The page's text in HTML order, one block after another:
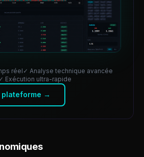
réel ✓ Analyse technique avancée
✓ Exécution ultra-rapide
plateforme →